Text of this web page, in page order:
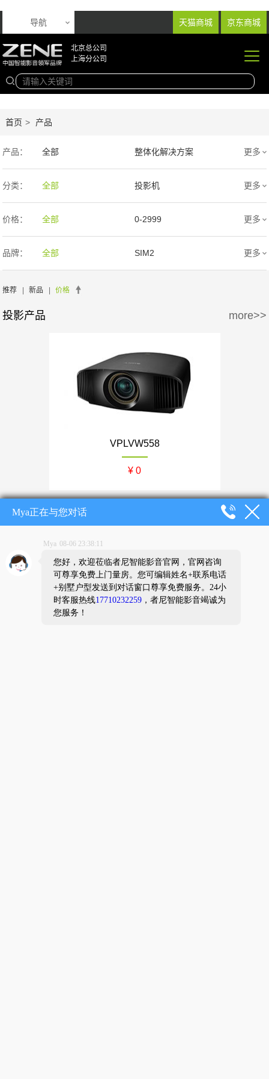
天猫商城 京东商城
导航
北京总公司
上海分公司
首页 > 产品
产品： 全部 整体化解决方案
音响产品 投影产品
专业扩声音箱 幕布产品
声学产品 智能产品
周边产品
更多
分类： 全部 投影机 更多
价格： 全部 0-2999
3000-9999 1万-5万
5万-15万
30万-50万
更多
品牌： 全部 SIM2
SONY/索尼
BENQ/明基
更多
推荐 | 新品 | 价格
投影产品 more>>
VPLVW558
¥ 0